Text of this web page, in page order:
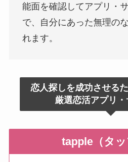
能面を確認してアプリ・
で、自分にあった無理の
れます。
恋人探しを成功させる
厳選恋活アプリ
tapple（タッ